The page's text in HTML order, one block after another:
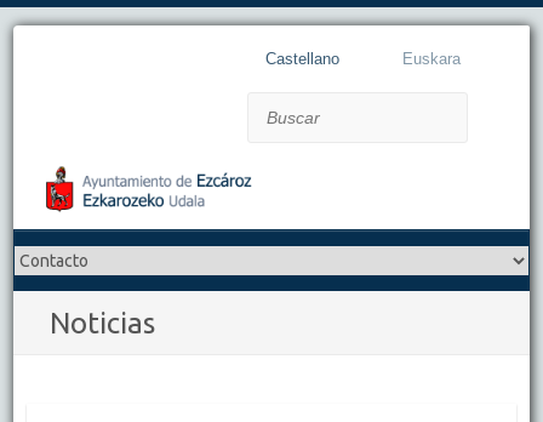
Castellano Euskara
Noticias